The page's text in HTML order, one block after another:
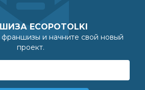
ECOPOTOLKI
франшизы и начните свой новый
проект.